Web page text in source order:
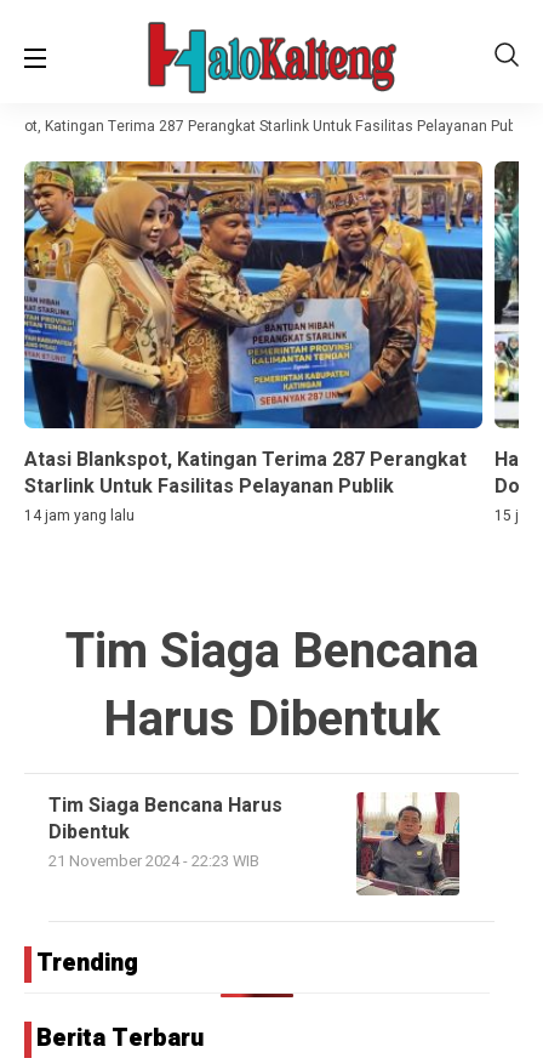
Katingan Terima 287 Perangkat Starlink Untuk Fasilitas Pelayanan Publik
Atasi Blankspot, Katingan Terima 287 Perangkat
Starlink Untuk Fasilitas Pelayanan Publik
14 jam yang lalu
Hari
15
Tim Siaga Bencana
Harus Dibentuk
Tim Siaga Bencana Harus
Dibentuk
21 November 2024 - 22:23 WIB
Trending
Berita Terbaru